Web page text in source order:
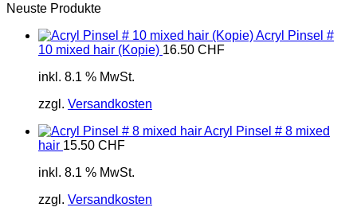
Neuste Produkte
Acryl Pinsel #
10 mixed hair (Kopie) 16.50 CHF
inkl. 8.1 % MwSt.
zzgl. Versandkosten
Acryl Pinsel # 8 mixed
hair 15.50 CHF
inkl. 8.1 % MwSt.
zzgl. Versandkosten